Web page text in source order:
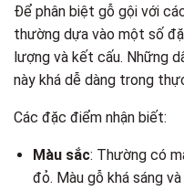
Để phân biệt gỗ gội với
thường dựa vào một số
lượng và kết cấu. Những
này khá dễ dàng trong
Các đặc điểm nhận biết:
Màu sắc: Thường có
đỏ. Màu gỗ khá sáng